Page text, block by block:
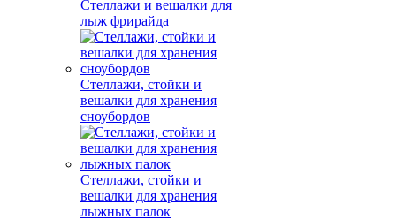
Стеллажи и вешалки для
лыж фрирайда
Стеллажи, стойки и
вешалки для хранения
сноубордов
Стеллажи, стойки и
вешалки для хранения
лыжных палок